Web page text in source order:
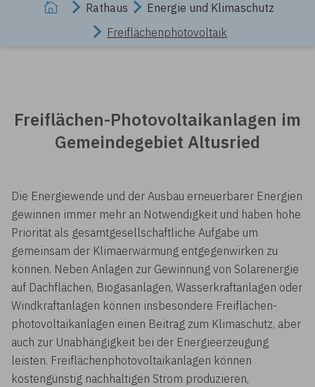
Rathaus
Energie und Klimaschutz
Freiflächenphotovoltaik
Freiflächen-Photovoltaikanlagen im
Gemeindegebiet Altusried
Die Energiewende und der Ausbau erneuerbarer Energien
gewinnen immer mehr an Notwendigkeit und haben hohe
Priorität als gesamtgesellschaftliche Aufgabe um
gemeinsam der Klimaerwärmung entgegenwirken zu
können. Neben Anlagen zur Gewinnung von Solarenergie
auf Dachflächen, Biogasanlagen, Wasserkraftanlagen oder
Windkraftanlagen können insbesondere Freiflächen­
photovoltaikanlagen einen Beitrag zum Klimaschutz, aber
auch zur Unabhängigkeit bei der Energieerzeugung
leisten. Freiflächenphotovoltaikanlagen können
kostengünstig nachhaltigen Strom produzieren,